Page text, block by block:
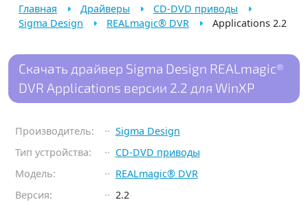
Главная Драйверы
CD-DVD приводы
Sigma Design
REALmagic® DVR Applications 2.2
Скачать драйвер Sigma Design REALmagic®
DVR Applications версии 2.2 для WinXP
Производитель:
Sigma Design
Тип устройства:
CD-DVD приводы
Модель:
REALmagic® DVR
Версия:
2.2